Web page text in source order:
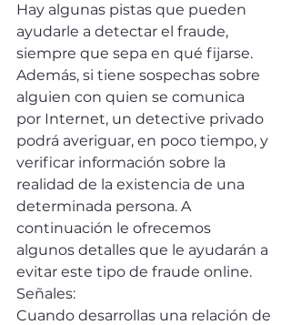
Hay algunas pistas que pueden
ayudarle a detectar el fraude,
siempre que sepa en qué fijarse.
Además, si tiene sospechas sobre
alguien con quien se comunica
por Internet, un detective privado
podrá averiguar, en poco tiempo, y
verificar información sobre la
realidad de la existencia de una
determinada persona. A
continuación le ofrecemos
algunos detalles que le ayudarán a
evitar este tipo de fraude online.
Señales:
Cuando desarrollas una relación de